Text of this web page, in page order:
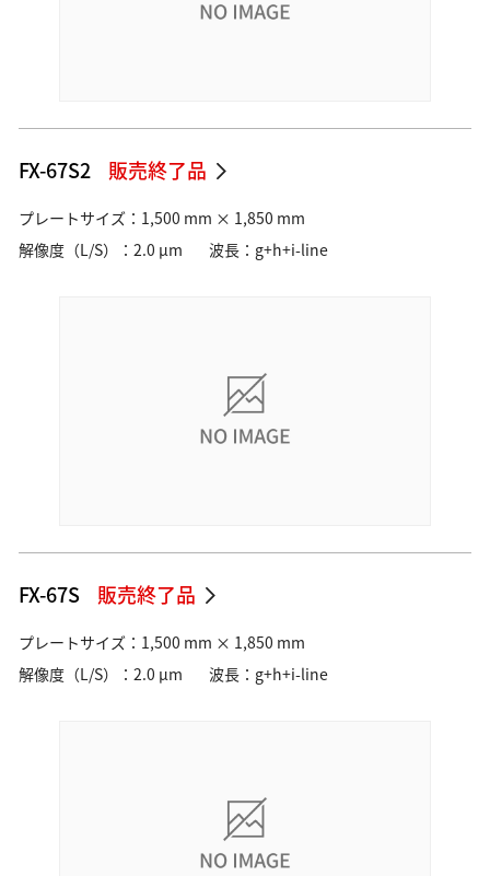
FX-67S2 販売終了品
プレートサイズ：1,500 mm × 1,850 mm
解像度（L/S）：2.0 µm
波長：g+h+i-line
FX-67S 販売終了品
プレートサイズ：1,500 mm × 1,850 mm
解像度（L/S）：2.0 µm
波長：g+h+i-line